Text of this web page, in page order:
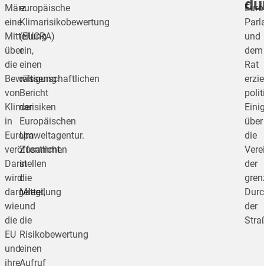
März
eine
Mitteilung
über
die
Bewältigung
von
Klimarisiken
in
Europa
veröffentlicht.
Darin
wird
dargelegt,
wie
die
EU
und
ihre
europäische
Klimarisikobewertung
(EUCRA)
ein,
einen
wissenschaftlichen
Bericht
der
Europäischen
Umweltagentur.
Zusammen
stellen
die
Mitteilung
und
die
Risikobewertung
einen
Aufruf
und
dem
Rat
über
die
der
der